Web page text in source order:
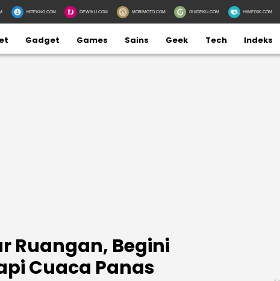
HITEKNO.COM DEWIKU.COM MOBIMOTO.COM GUIDEKU.COM HIMEDIK.COM
Gadget Games Sains Geek Tech Indeks
Ruangan, Begini
Cuaca Panas